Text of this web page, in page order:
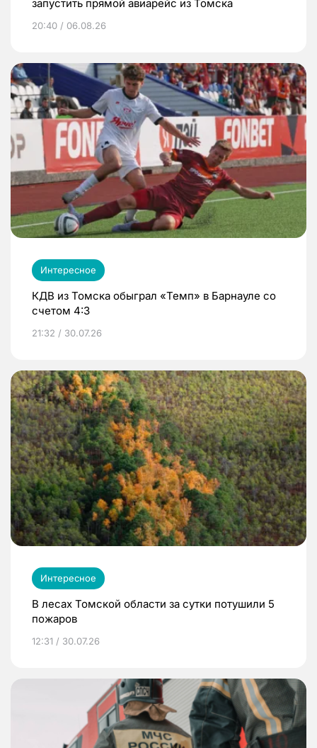
запустить прямой авиарейс из Томска
20:40 / 06.08.26
Интересное
КДВ из Томска обыграл «Темп» в Барнауле со
счетом 4:3
21:32 / 30.07.26
Интересное
В лесах Томской области за сутки потушили 5
пожаров
12:31 / 30.07.26